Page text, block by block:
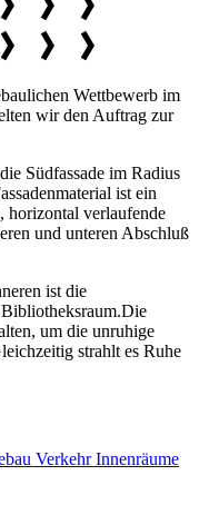
Wettbewerb im
wir den Auftrag zur
Südfassade im Radius
ist ein
horizontal verlaufende
und unteren Abschluß
ist die
um die unruhige
strahlt es Ruhe
VerkehrInnenräume